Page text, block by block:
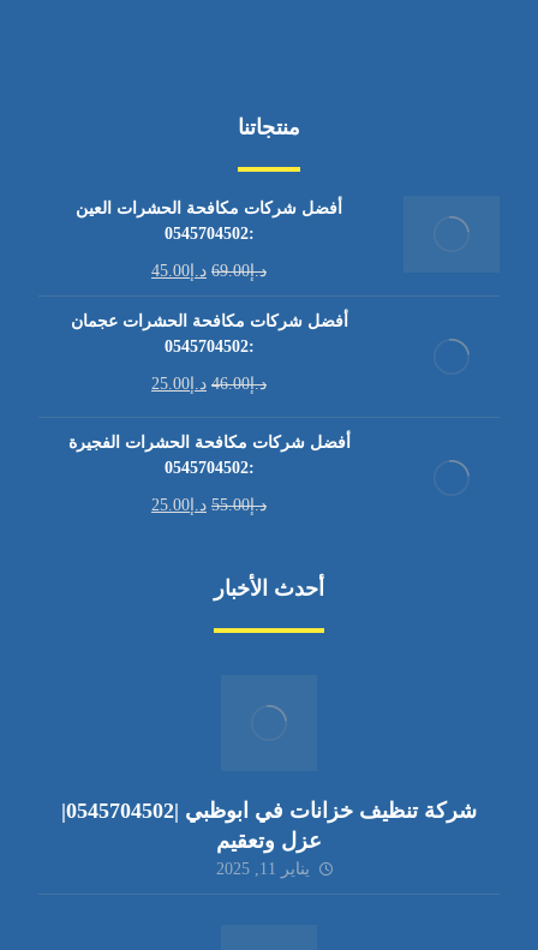
منتجاتنا
أفضل شركات مكافحة الحشرات العين
:0545704502
د.إ69.00 د.إ 45.00
أفضل شركات مكافحة الحشرات عجمان
:0545704502
د.إ46.00 د.إ 25.00
أفضل شركات مكافحة الحشرات الفجيرة
:0545704502
د.إ55.00 د.إ 25.00
أحدث الأخبار
شركة تنظيف خزانات في ابوظبي |0545704502|
عزل وتعقيم
يناير 11, 2025